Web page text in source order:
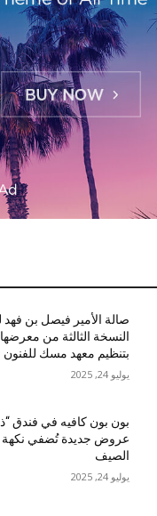
صالة الأمير فيصل بن
بتنظيم معهد مسك للفنون
يوليو 24, 2025
بون بون كافيه في فندق
عروض جديدة تُضفي نكهة
الصيف
يوليو 24, 2025